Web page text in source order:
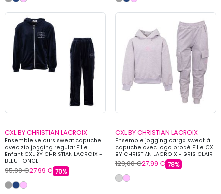
CXL BY CHRISTIAN LACROIX
Ensemble velours sweat capuche
avec zip jogging regular Fille
Enfant CXL BY CHRISTIAN LACROIX -
BLEU FONCE
95,00 €27,99 € 70%
CXL BY CHRISTIAN LACROIX
Ensemble jogging cargo sweat à
capuche avec logo brodé Fille CXL
BY CHRISTIAN LACROIX - GRIS CLAIR
129,00 €27,99 € 78%